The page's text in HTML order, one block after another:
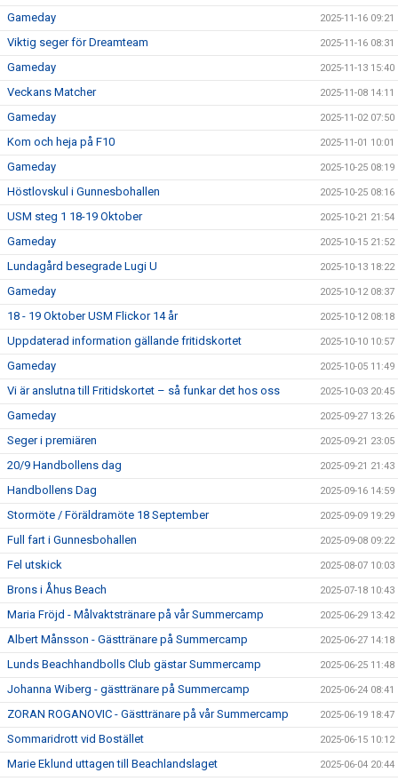
Gameday 2025-11-16 09:21
Viktig seger för Dreamteam 2025-11-16 08:31
Gameday 2025-11-13 15:40
Veckans Matcher 2025-11-08 14:11
Gameday 2025-11-02 07:50
Kom och heja på F10 2025-11-01 10:01
Gameday 2025-10-25 08:19
Höstlovskul i Gunnesbohallen 2025-10-25 08:16
USM steg 1 18-19 Oktober 2025-10-21 21:54
Gameday 2025-10-15 21:52
Lundagård besegrade Lugi U 2025-10-13 18:22
Gameday 2025-10-12 08:37
18 - 19 Oktober USM Flickor 14 år 2025-10-12 08:18
Uppdaterad information gällande fritidskortet 2025-10-10 10:57
Gameday 2025-10-05 11:49
Vi är anslutna till Fritidskortet – så funkar det hos oss 2025-10-03 20:45
Gameday 2025-09-27 13:26
Seger i premiären 2025-09-21 23:05
20/9 Handbollens dag 2025-09-21 21:43
Handbollens Dag 2025-09-16 14:59
Stormöte / Föräldramöte 18 September 2025-09-09 19:29
Full fart i Gunnesbohallen 2025-09-08 09:22
Fel utskick 2025-08-07 10:03
Brons i Åhus Beach 2025-07-18 10:43
Maria Fröjd - Målvaktstränare på vår Summercamp 2025-06-29 13:42
Albert Månsson - Gästtränare på Summercamp 2025-06-27 14:18
Lunds Beachhandbolls Club gästar Summercamp 2025-06-25 11:48
Johanna Wiberg - gästtränare på Summercamp 2025-06-24 08:41
ZORAN ROGANOVIC - Gästtränare på vår Summercamp 2025-06-19 18:47
Sommaridrott vid Bostället 2025-06-15 10:12
Marie Eklund uttagen till Beachlandslaget 2025-06-04 20:44